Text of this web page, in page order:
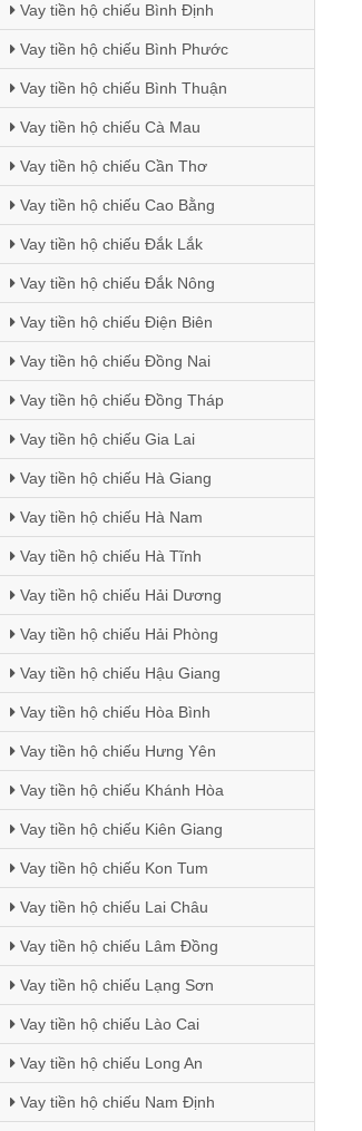
Vay tiền hộ chiếu Bình Định
Vay tiền hộ chiếu Bình Phước
Vay tiền hộ chiếu Bình Thuận
Vay tiền hộ chiếu Cà Mau
Vay tiền hộ chiếu Cần Thơ
Vay tiền hộ chiếu Cao Bằng
Vay tiền hộ chiếu Đắk Lắk
Vay tiền hộ chiếu Đắk Nông
Vay tiền hộ chiếu Điện Biên
Vay tiền hộ chiếu Đồng Nai
Vay tiền hộ chiếu Đồng Tháp
Vay tiền hộ chiếu Gia Lai
Vay tiền hộ chiếu Hà Giang
Vay tiền hộ chiếu Hà Nam
Vay tiền hộ chiếu Hà Tĩnh
Vay tiền hộ chiếu Hải Dương
Vay tiền hộ chiếu Hải Phòng
Vay tiền hộ chiếu Hậu Giang
Vay tiền hộ chiếu Hòa Bình
Vay tiền hộ chiếu Hưng Yên
Vay tiền hộ chiếu Khánh Hòa
Vay tiền hộ chiếu Kiên Giang
Vay tiền hộ chiếu Kon Tum
Vay tiền hộ chiếu Lai Châu
Vay tiền hộ chiếu Lâm Đồng
Vay tiền hộ chiếu Lạng Sơn
Vay tiền hộ chiếu Lào Cai
Vay tiền hộ chiếu Long An
Vay tiền hộ chiếu Nam Định